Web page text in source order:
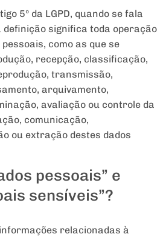
5º da LGPD, quando se fala
significa toda operação
como as que se
recepção, classificação,
transmissão,
arquivamento,
avaliação ou controle da
comunicação,
ou extração destes dados
pessoais” e
sensíveis”?
relacionadas à